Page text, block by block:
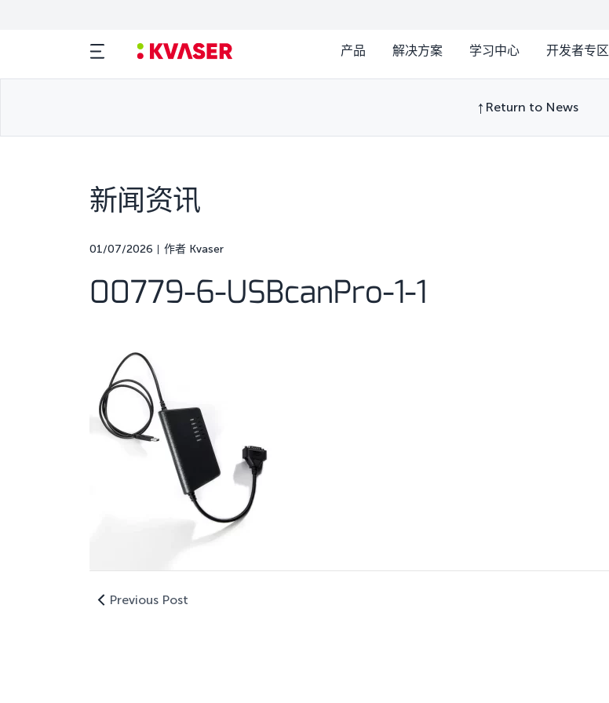
产品 解决方案 学习中心 开发者专区
Return to News
新闻资讯
01/07/2026 作者 Kvaser
00779-6-USBcanPro-1-1
Previous Post